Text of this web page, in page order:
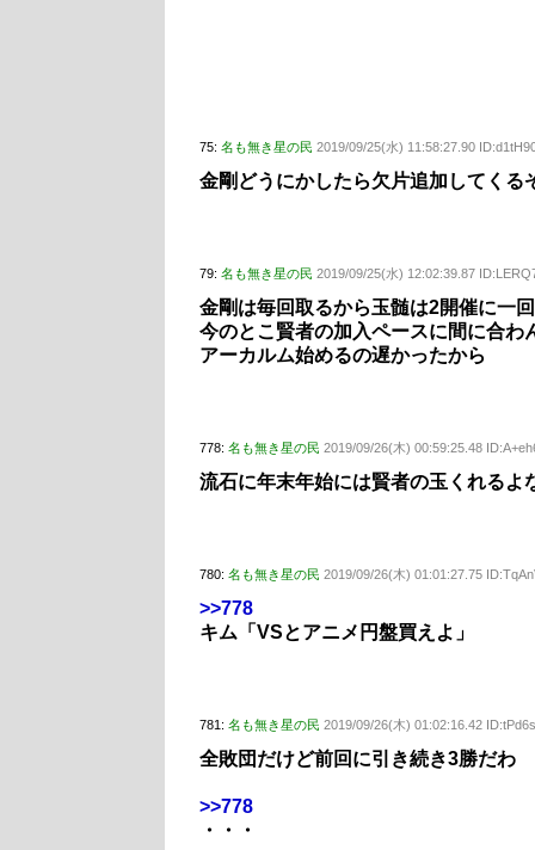
75: 名も無き星の民 2019/09/25(水) 11:58:27.90
金剛どうにかしたら欠片追加してくる
79: 名も無き星の民 2019/09/25(水) 12:02:39.87
金剛は毎回取るから玉髄は2開催に一
今のとこ賢者の加入ペースに間に合わ
アーカルム始めるの遅かったから
778: 名も無き星の民 2019/09/26(木) 00:59:25.48
流石に年末年始には賢者の玉くれるよ
780: 名も無き星の民 2019/09/26(木) 01:01:27.75
>>778
キム「VSとアニメ円盤買えよ」
781: 名も無き星の民 2019/09/26(木) 01:02:16.42
全敗団だけど前回に引き続き3勝だわ
>>778
・・・